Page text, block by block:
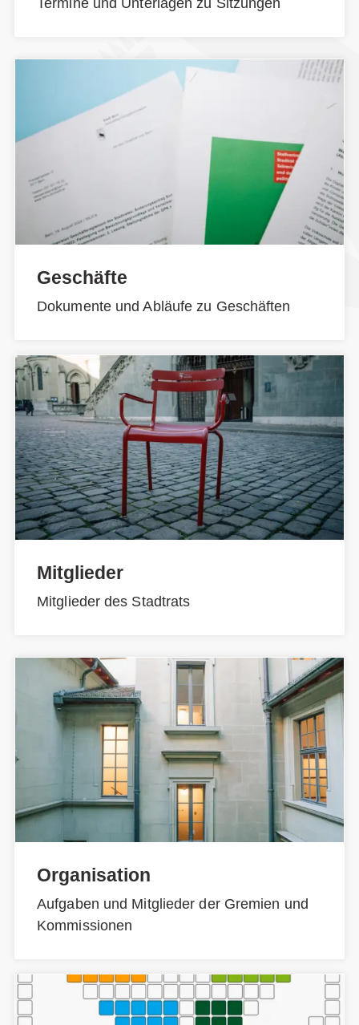
Termine und Unterlagen zu Sitzungen
Geschäfte
Dokumente und Abläufe zu Geschäften
Mitglieder
Mitglieder des Stadtrats
Organisation
Aufgaben und Mitglieder der Gremien und
Kommissionen